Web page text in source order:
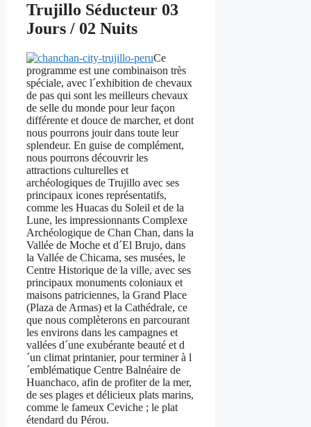
Trujillo Séducteur 03
Jours / 02 Nuits
Ce
programme est une combinaison très
spéciale, avec l´exhibition de chevaux
de pas qui sont les meilleurs chevaux
de selle du monde pour leur façon
différente et douce de marcher, et dont
nous pourrons jouir dans toute leur
splendeur. En guise de complément,
nous pourrons découvrir les
attractions culturelles et
archéologiques de Trujillo avec ses
principaux icones représentatifs,
comme les Huacas du Soleil et de la
Lune, les impressionnants Complexe
Archéologique de Chan Chan, dans la
Vallée de Moche et d´El Brujo, dans
la Vallée de Chicama, ses musées, le
Centre Historique de la ville, avec ses
principaux monuments coloniaux et
maisons patriciennes, la Grand Place
(Plaza de Armas) et la Cathédrale, ce
que nous complèterons en parcourant
les environs dans les campagnes et
vallées d´une exubérante beauté et d
´un climat printanier, pour terminer à l
´emblématique Centre Balnéaire de
Huanchaco, afin de profiter de la mer,
de ses plages et délicieux plats marins,
comme le fameux Ceviche ; le plat
étendard du Pérou.